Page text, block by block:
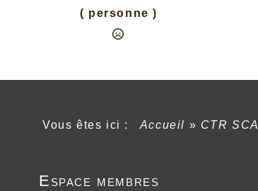
( personne )
Vous êtes ici : Accueil » CTR SCA
Espace membres